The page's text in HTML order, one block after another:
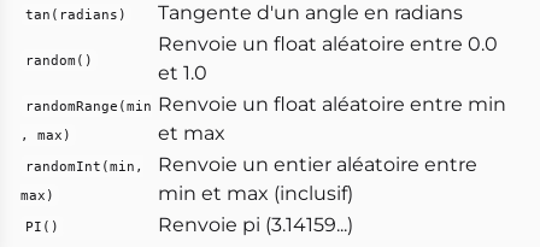
tan(radians) Tangente d'un angle en radians
random()
Renvoie un float aléatoire entre 0.0
et 1.0
randomRange(min
, max)
Renvoie un float aléatoire entre min
et max
randomInt(min,
max)
Renvoie un entier aléatoire entre
min et max (inclusif)
PI()
Renvoie pi (3.14159...)